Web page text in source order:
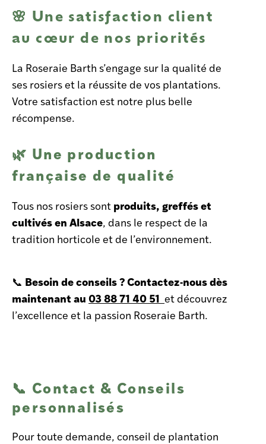
🌸 Une satisfaction client
au cœur de nos priorités
La Roseraie Barth s’engage sur la qualité de
ses rosiers et la réussite de vos plantations.
Votre satisfaction est notre plus belle
récompense.
🌿 Une production
française de qualité
Tous nos rosiers sont produits, greffés et
cultivés en Alsace, dans le respect de la
tradition horticole et de l’environnement.
📞 Besoin de conseils ? Contactez-nous dès
maintenant au03 88 71 40 51 et découvrez
l’excellence et la passion Roseraie Barth.
📞 Contact & Conseils
personnalisés
Pour toute demande, conseil de plantation